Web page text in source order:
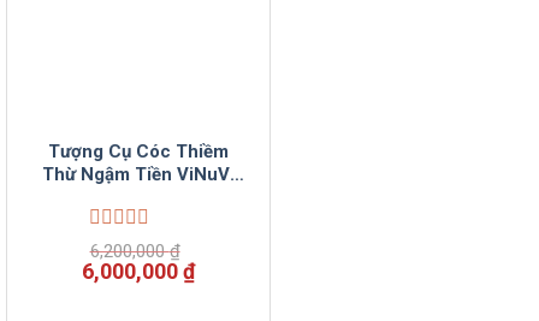
Tượng Cụ Cóc Thiềm
Thừ Ngậm Tiền ViNuVi
Được
xếp
hạng
6,200,000₫
Giá
gốc
6,000,000₫Giá
hiện